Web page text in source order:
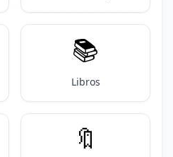
📚️
Libros
🔖